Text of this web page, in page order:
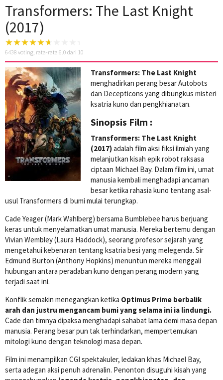
Transformers: The Last Knight
(2017)
6438 voting, rata-rata 6.0 dari 10
Transformers: The Last Knight
menghadirkan perang besar Autobots
dan Decepticons yang dibungkus misteri
ksatria kuno dan pengkhianatan.
Sinopsis Film :
Transformers: The Last Knight
(2017)adalah film aksi fiksi ilmiah yang
melanjutkan kisah epik robot raksasa
ciptaan Michael Bay. Dalam film ini, umat
manusia kembali menghadapi ancaman
besar ketika rahasia kuno tentang asal-
usul Transformers di bumi mulai terungkap.
Cade Yeager (Mark Wahlberg) bersama Bumblebee harus berjuang
keras untuk menyelamatkan umat manusia. Mereka bertemu dengan
Vivian Wembley (Laura Haddock), seorang profesor sejarah yang
mengetahui kebenaran tentang ksatria besi yang melegenda. Sir
Edmund Burton (Anthony Hopkins) menuntun mereka menggali
hubungan antara peradaban kuno dengan perang modern yang
terjadi saat ini.
Konflik semakin menegangkan ketika Optimus Prime berbalik
arah dan justru mengancam bumi yang selama ini ia lindungi.
Cade dan timnya dipaksa menghadapi sahabat lama demi masa depan
manusia. Perang besar pun tak terhindarkan, mempertemukan
mitologi kuno dengan teknologi masa depan.
Film ini menampilkan CGI spektakuler, ledakan khas Michael Bay,
serta adegan aksi penuh adrenalin. Penonton disuguhi kisah yang